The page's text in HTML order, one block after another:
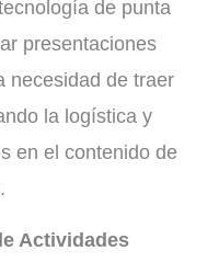
de punta
presentaciones
necesidad de traer
la logística y
en el contenido de
Actividades